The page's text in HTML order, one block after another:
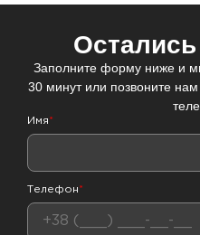
Заполните форму ниже и
30 минут или позвоните
Имя*
Телефон*